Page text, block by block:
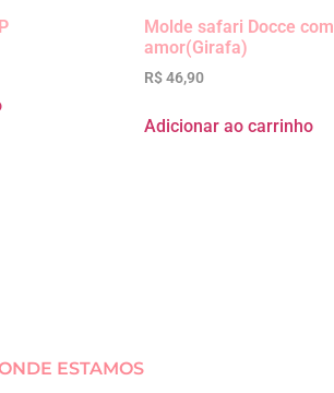
Molde safari Docce com
amor(Girafa)
R$46,90
Adicionar ao carrinho
ESTAMOS